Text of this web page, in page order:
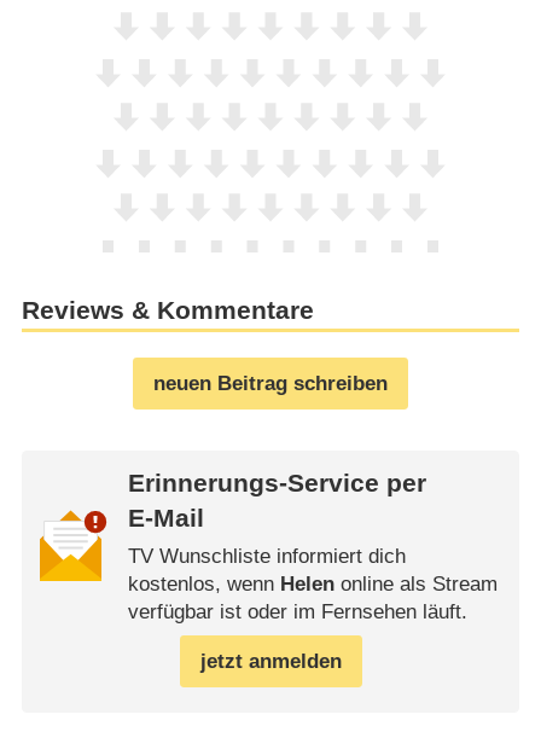
Reviews & Kommentare
neuen Beitrag schreiben
Erinnerungs-Service per
E-Mail
TV Wunschliste informiert dich
kostenlos, wenn Helenonline als Stream
verfügbar ist oder im Fernsehen läuft.
jetzt anmelden